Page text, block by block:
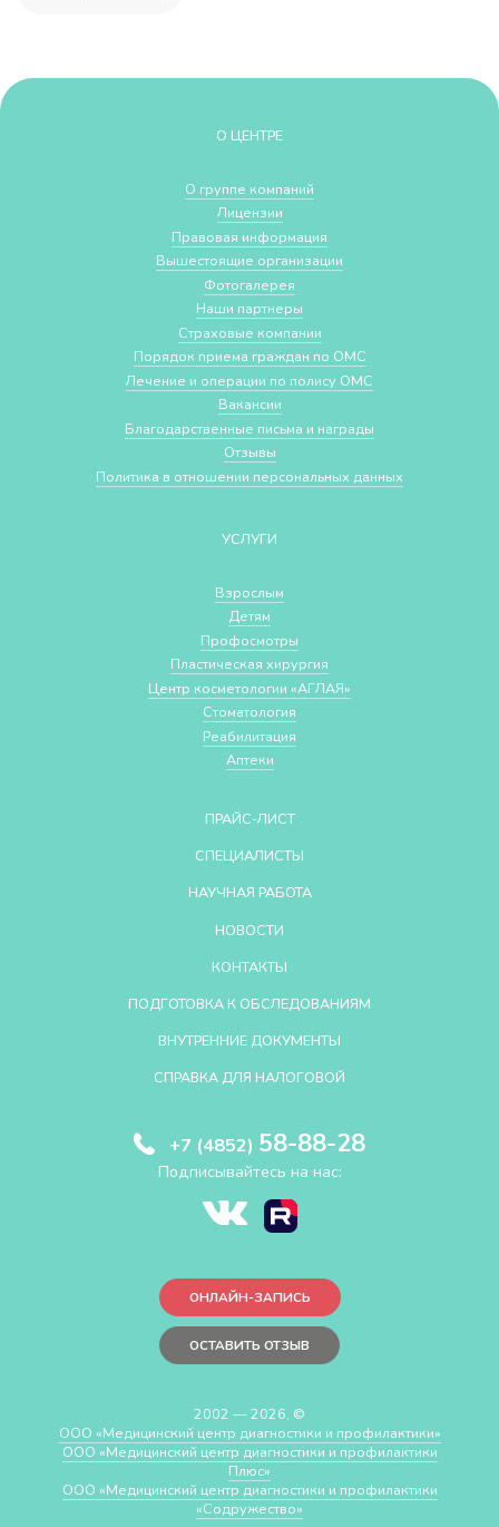
О ЦЕНТРЕ
О группе компаний
Лицензии
Правовая информация
Вышестоящие организации
Фотогалерея
Наши партнеры
Страховые компании
Порядок приема граждан по ОМС
Лечение и операции по полису ОМС
Вакансии
Благодарственные письма и награды
Отзывы
Политика в отношении персональных данных
УСЛУГИ
Взрослым
Детям
Профосмотры
Пластическая хирургия
Центр косметологии «АГЛАЯ»
Стоматология
Реабилитация
Аптеки
ПРАЙС-ЛИСТ
СПЕЦИАЛИСТЫ
НАУЧНАЯ РАБОТА
НОВОСТИ
КОНТАКТЫ
ПОДГОТОВКА К ОБСЛЕДОВАНИЯМ
ВНУТРЕННИЕ ДОКУМЕНТЫ
СПРАВКА ДЛЯ НАЛОГОВОЙ
+7 (4852) 58-88-28
Подписывайтесь на нас:
ОНЛАЙН-ЗАПИСЬ
ОСТАВИТЬ ОТЗЫВ
2002 — 2026, ©
ООО «Медицинский центр диагностики и профилактики»
ООО «Медицинский центр диагностики и профилактики
Плюс»
ООО «Медицинский центр диагностики и профилактики
«Cодружество»